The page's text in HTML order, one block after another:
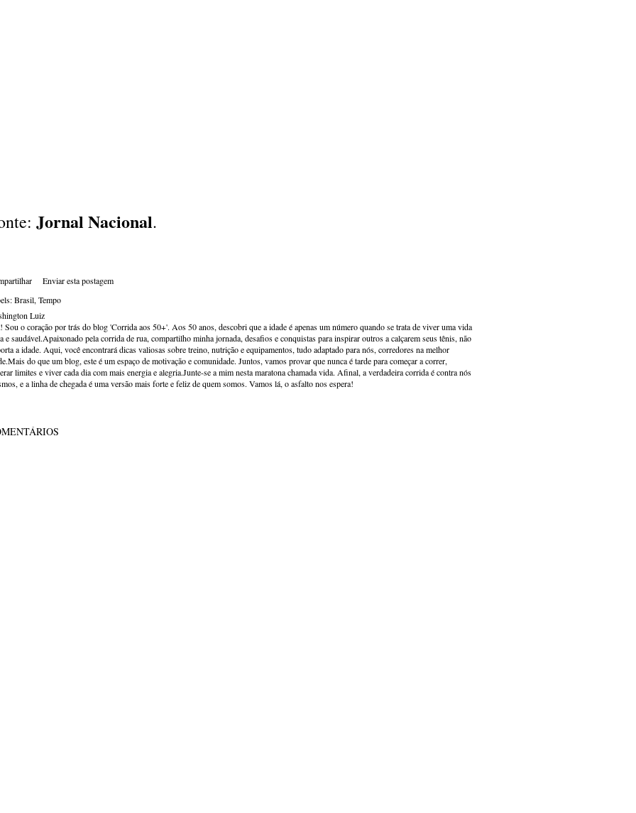
Jornal Nacional.
Enviar esta postagem
Brasil Tempo
Luiz
Sou o coração por trás do blog 'Corrida aos 50+'. Aos 50 anos, descobri que a idade é apenas um número quando se trata de viver uma vida
e saudável.Apaixonado pela corrida de rua, compartilho minha jornada, desafios e conquistas para inspirar outros a calçarem seus tênis, não
a idade. Aqui, você encontrará dicas valiosas sobre treino, nutrição e equipamentos, tudo adaptado para nós, corredores na melhor
do que um blog, este é um espaço de motivação e comunidade. Juntos, vamos provar que nunca é tarde para começar a correr,
limites e viver cada dia com mais energia e alegria.Junte-se a mim nesta maratona chamada vida. Afinal, a verdadeira corrida é contra nós
e a linha de chegada é uma versão mais forte e feliz de quem somos. Vamos lá, o asfalto nos espera!